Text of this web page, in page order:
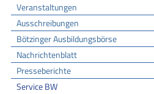
Veranstaltungen
Ausschreibungen
Bötzinger Ausbildungsbörse
Nachrichtenblatt
Presseberichte
Service BW